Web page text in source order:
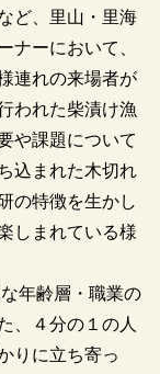
ど、里山・里海
ナーにおいて、
連れの来場者が
われた柴漬け漁
や課題について
込まれた木切れ
の特徴を生かし
しまれている様
年齢層・職業の
、４分の１の人
りに立ち寄っ